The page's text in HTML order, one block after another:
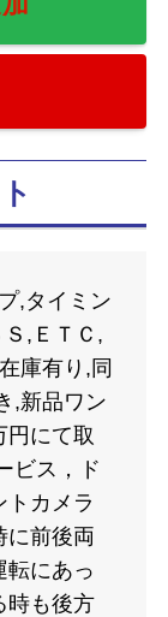
,タイミン
,ＥＴＣ,
庫有り,同
,新品ワン
円にて取
ビス，ド
トカメラ
に前後両
転にあっ
時も後方